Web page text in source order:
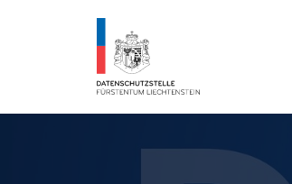
Datenschutzstelle